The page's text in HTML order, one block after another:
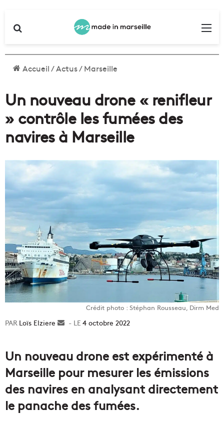
Accueil/Actus/Marseille
Un nouveau drone « renifleur
» contrôle les fumées des
navires à Marseille
Crédit photo : Stéphan Rousseau, Dirm Med
Loïs Elziere
Envoyer4 octobre 2022
Un nouveau drone est expérimenté à
Marseille pour mesurer les émissions
des navires en analysant directement
le panache des fumées.